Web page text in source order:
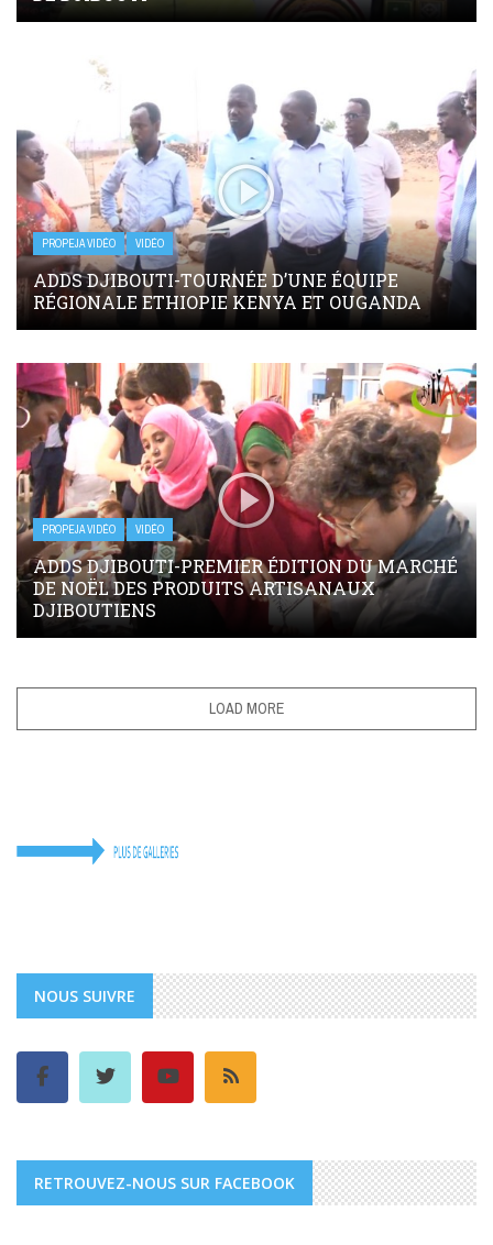
PROPEJA VIDÉO VIDÉO
ADDS DJIBOUTI-TOURNÉE D’UNE ÉQUIPE
RÉGIONALE ETHIOPIE KENYA ET OUGANDA
PROPEJA VIDÉO VIDÉO
ADDS DJIBOUTI-PREMIER ÉDITION DU MARCHÉ
DE NOËL DES PRODUITS ARTISANAUX
DJIBOUTIENS
LOAD MORE
NOUS SUIVRE
RETROUVEZ-NOUS SUR FACEBOOK